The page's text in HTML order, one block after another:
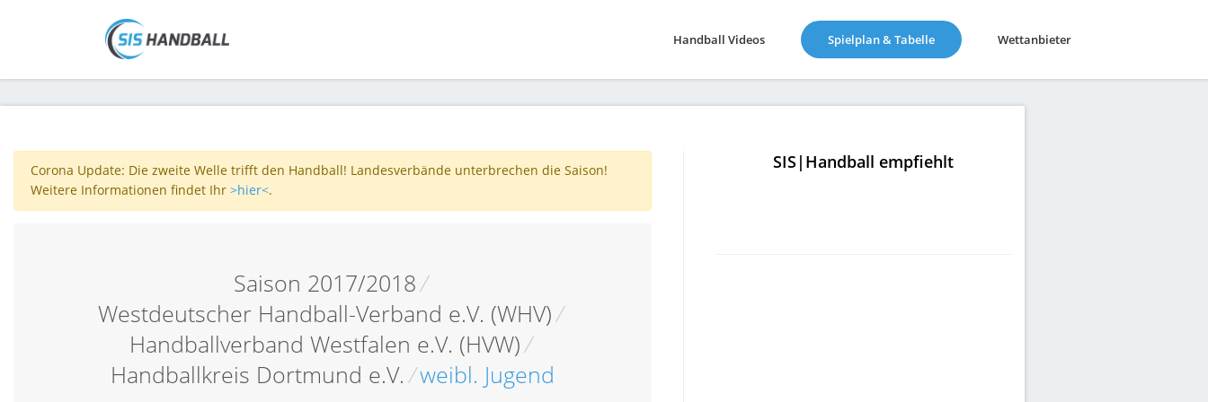
Handball Videos Spielplan & Tabelle(current) Wettanbieter
Corona Update: Die zweite Welle trifft den Handball! Landesverbände unterbrechen die Saison!
Weitere Informationen findet Ihr >hier<.
Saison 2017/2018/
Westdeutscher Handball-Verband e.V. (WHV)/
Handballverband Westfalen e.V. (HVW)/
Handballkreis Dortmund e.V./weibl. Jugend
SIS|Handball empfiehlt